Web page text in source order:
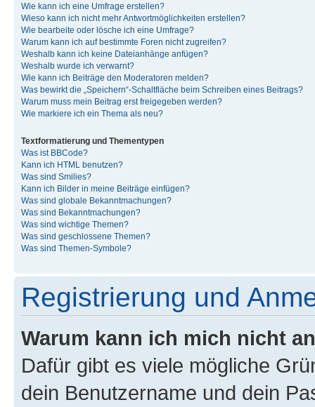
Wie kann ich eine Umfrage erstellen?
Wieso kann ich nicht mehr Antwortmöglichkeiten erstellen?
Wie bearbeite oder lösche ich eine Umfrage?
Warum kann ich auf bestimmte Foren nicht zugreifen?
Weshalb kann ich keine Dateianhänge anfügen?
Weshalb wurde ich verwarnt?
Wie kann ich Beiträge den Moderatoren melden?
Was bewirkt die „Speichern“-Schaltfläche beim Schreiben eines Beitrags?
Warum muss mein Beitrag erst freigegeben werden?
Wie markiere ich ein Thema als neu?
Textformatierung und Thementypen
Was ist BBCode?
Kann ich HTML benutzen?
Was sind Smilies?
Kann ich Bilder in meine Beiträge einfügen?
Was sind globale Bekanntmachungen?
Was sind Bekanntmachungen?
Was sind wichtige Themen?
Was sind geschlossene Themen?
Was sind Themen-Symbole?
Registrierung und
Warum kann ich mich nicht
Dafür gibt es viele mögliche
dein Benutzername und dein